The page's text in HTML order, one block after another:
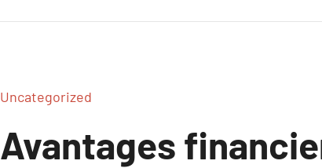
Uncategorized
Avantages